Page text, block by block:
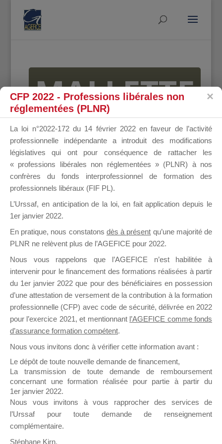
MALLETTE
DU
DIRIGEANT
il y a un mois
Ce groupe est destiné aux Organismes de
Formation qui souhaitent répondre à l’Appel à
Propositions Mallette du Dirigeant.
Ce groupe propose un forum dédié au support
sur lequel il est possible de laisser un message
ou poser une question.
NB : Il est nécessaire d’être
pouvoir rejoindre ce groupe
CFP 2022 - Professions libérales non
réglementées (PLNR)
La loi n°2022-172 du 14 février 2022 en faveur de l’activité
professionnelle indépendante a introduit des modifications
législatives qui ont pour conséquence de rattacher les
« professions libérales non réglementées » (PLNR) à nos
confrères du fonds interprofessionnel de formation des
professionnels libéraux (FIF PL).
L’Urssaf, en anticipation de la loi, en fait application depuis le
1er janvier 2022.
En pratique, nous constatons dès à présent qu’une majorité de
PLNR ne relèvent plus de l’AGEFICE pour 2022.
Nous vous rappelons que l’AGEFICE n’est habilitée à
intervenir pour le financement des formations réalisées à partir
du 1er janvier 2022 que pour des bénéficiaires en possession
d’une attestation de versement de la contribution à la formation
professionnelle (CFP) avec code de sécurité, délivrée en 2022
pour l’exercice 2021, et mentionnant l’AGEFICE comme fonds
d’assurance formation compétent.
Nous vous invitons donc à vérifier cette information avant :
Le dépôt de toute nouvelle demande de financement,
La transmission de toute demande de remboursement
concernant une formation réalisée pour partie à partir du
1er janvier 2022.
Nous vous invitons à vous rapprocher des services de
l’Urssaf pour toute demande de renseignement
complémentaire.
Stéphane Kirn,